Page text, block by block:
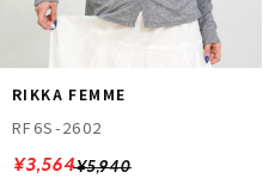
RIKKA FEMME
RF6S-2602
¥5,940
¥3,564